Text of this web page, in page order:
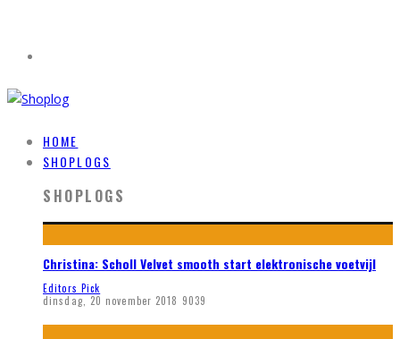
HOME
SHOPLOGS
SHOPLOGS
Christina: Scholl Velvet smooth start elektronische voetvijl
Editors Pick
dinsdag, 20 november 2018 9039